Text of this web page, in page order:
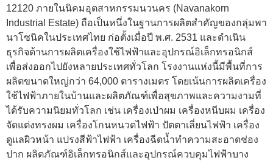
12120 ภายในนิคมอุตสาหกรรมนวนคร (Navanakorn
Industrial Estate) ถือเป็นหนึ่งในฐานการผลิตสำคัญของกลุ่มพา
นาโซนิคในประเทศไทย ก่อตั้งเมื่อปี พ.ศ. 2531 และดำเนิน
ธุรกิจด้านการผลิตเครื่องใช้ไฟฟ้าและอุปกรณ์อิเล็กทรอนิกส์
เพื่อส่งออกไปยังหลายประเทศทั่วโลก โรงงานแห่งนี้มีพื้นที่การ
ผลิตขนาดใหญ่กว่า 64,000 ตารางเมตร โดยเน้นการผลิตเครื่อง
ใช้ไฟฟ้าภายในบ้านและผลิตภัณฑ์เพื่อสุขภาพและความงามที่
ได้รับความนิยมทั่วโลก เช่น เครื่องเป่าผม เครื่องหนีบผม เครื่อง
จัดแต่งทรงผม เครื่องโกนหนวดไฟฟ้า ปัตตาเลี่ยนไฟฟ้า เครื่อง
ดูแลผิวหน้า แปรงสีฟ้าไฟฟ้า เครื่องฉีดน้ำทำความสะอาดช่อง
ปาก ผลิตภัณฑ์อิเล็กทรอนิกส์และอุปกรณ์ควบคุมไฟฟ้าบาง